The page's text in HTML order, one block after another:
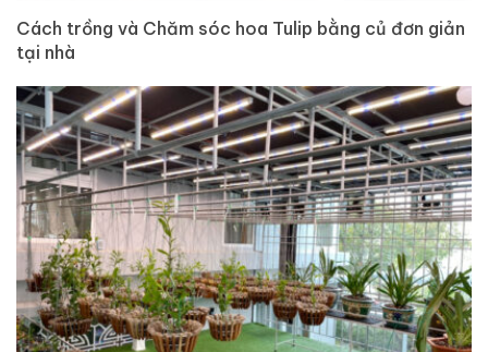
Cách trồng và Chăm sóc hoa Tulip bằng củ đơn giản
tại nhà